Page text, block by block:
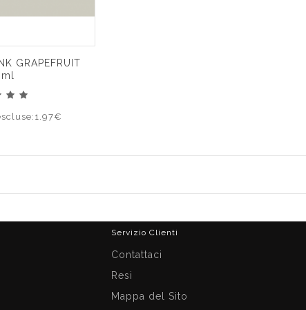
GRAPEFRUIT
Servizio Clienti
Contattaci
Resi
Mappa del Sito